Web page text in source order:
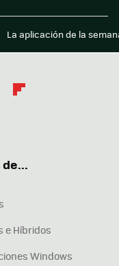
La aplicación de la
e Híbridos
Windows